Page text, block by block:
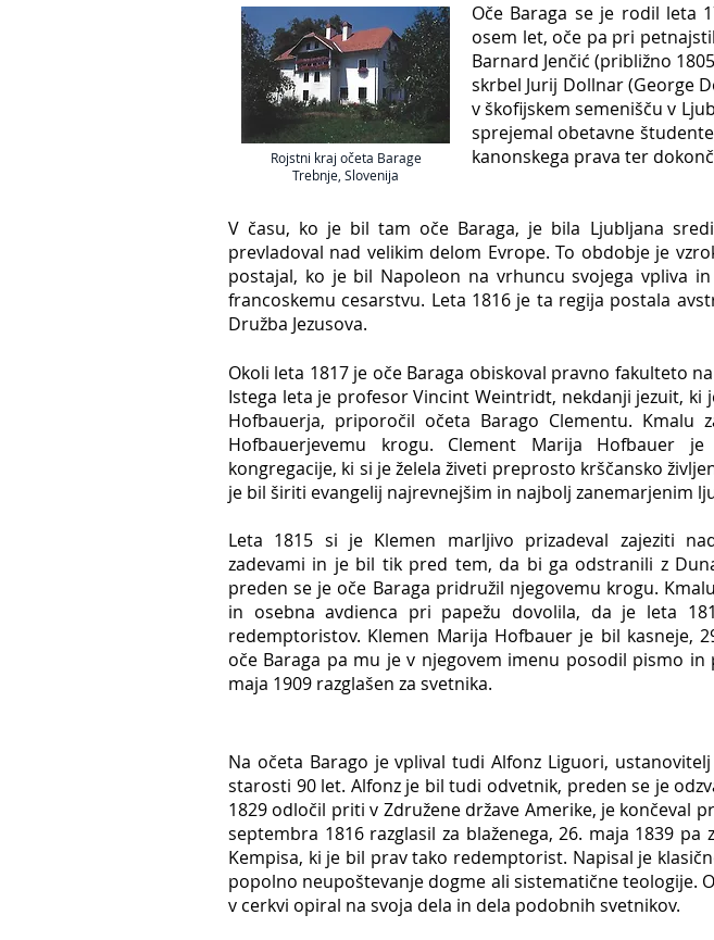
Rojstni kraj očeta Barage
Trebnje, Slovenija
Oče Baraga se je rodil leta
osem let, oče pa pri
Barnard Jenčić (približno
skrbel Jurij Dollnar (George
v škofijskem semenišču v
sprejemal obetavne
kanonskega prava ter
V času, ko je bil tam oče Baraga, je bila Ljubljana
prevladoval nad velikim delom Evrope. To obdobje je
postajal, ko je bil Napoleon na vrhuncu svojega vpliva
francoskemu cesarstvu. Leta 1816 je ta regija postala
Družba Jezusova.
Okoli leta 1817 je oče Baraga obiskoval pravno fakulteto
Istega leta je profesor Vincint Weintridt, nekdanji jezuit, ki
Hofbauerja, priporočil očeta Barago Clementu. Kmalu
Hofbauerjevemu krogu. Clement Marija Hofbauer
kongregacije, ki si je želela živeti preprosto krščansko
je bil širiti evangelij najrevnejšim in najbolj zanemarjenim
Leta 1815 si je Klemen marljivo prizadeval zajeziti
zadevami in je bil tik pred tem, da bi ga odstranili z
preden se je oče Baraga pridružil njegovemu krogu.
in osebna avdienca pri papežu dovolila, da je leta
redemptoristov. Klemen Marija Hofbauer je bil kasneje,
oče Baraga pa mu je v njegovem imenu posodil pismo in
maja 1909 razglašen za svetnika.
Na očeta Barago je vplival tudi Alfonz Liguori,
starosti 90 let. Alfonz je bil tudi odvetnik, preden se je
1829 odločil priti v Združene države Amerike, je končeval
septembra 1816 razglasil za blaženega, 26. maja 1839
Kempisa, ki je bil prav tako redemptorist. Napisal je
popolno neupoštevanje dogme ali sistematične teologije.
v cerkvi opiral na svoja dela in dela podobnih svetnikov.